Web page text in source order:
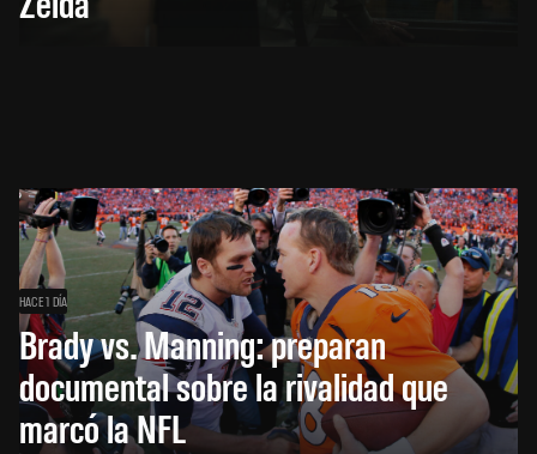
HACE 1 DÍA
Brady vs. Manning: preparan
documental sobre la rivalidad que
marcó la NFL